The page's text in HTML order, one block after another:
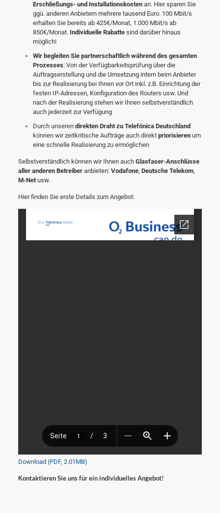
Erschließungs- und Installationskostenan. Hier sparen Sie
ggü. anderen Anbietern mehrere tausend Euro. 100 Mbit/s
erhalten Sie bereits ab 425€/Monat, 1.000 Mbit/s ab
850€/Monat. Individuelle Rabattesind darüber hinaus
möglich!
Wir begleiten Sie partnerschaftlich während des gesamten
Prozesses: Von der Verfügbarkeitsprüfung über die
Auftragserstellung und die Umsetzung intern beim Anbieter
bis zur Realisierung bei Ihnen vor Ort inkl. z.B. Einrichtung der
festen IP-Adressen, Konfiguration des Routers usw. Und
nach der Realisierung stehen wir Ihnen selbstverständlich
auch jederzeit zur Verfügung
Durch unseren direkten Draht zu Telefónica Deutschland
können wir zeitkritische Aufträge auch direkt priorisierenum
eine schnelle Realisierung zu ermöglichen
Selbstverständlich können wir Ihnen auch Glasfaser-Anschlüsse
aller anderen Betreiberanbieten: Vodafone, Deutsche Telekom,
M-Netusw.
Hier finden Sie erste Details zum Angebot:
Download (PDF, 2.01MB)
Kontaktieren Sie uns für ein individuelles Angebot!